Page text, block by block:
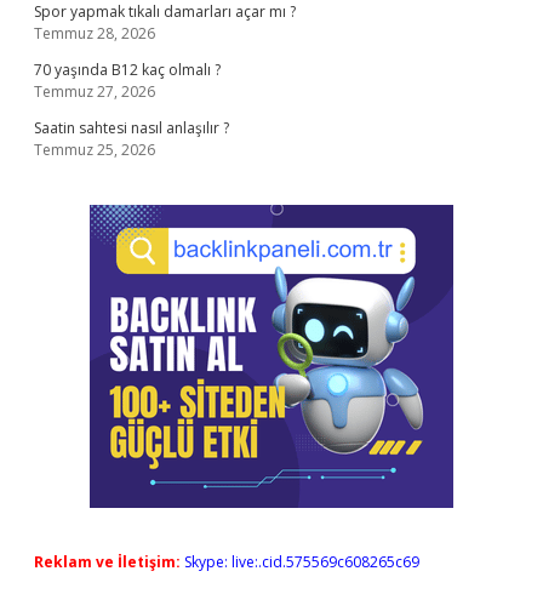
Spor yapmak tıkalı damarları açar mı ?
Temmuz 28, 2026
70 yaşında B12 kaç olmalı ?
Temmuz 27, 2026
Saatin sahtesi nasıl anlaşılır ?
Temmuz 25, 2026
Reklam ve İletişim: Skype: live:.cid.575569c608265c69